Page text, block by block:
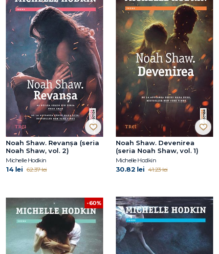
Noah Shaw. Revanșa (seria
Noah Shaw, vol. 2)
Michelle Hodkin
14 lei 62.37 lei
Noah Shaw. Devenirea
(seria Noah Shaw, vol. 1)
Michelle Hodkin
30.82 lei 41.23 lei
-60%